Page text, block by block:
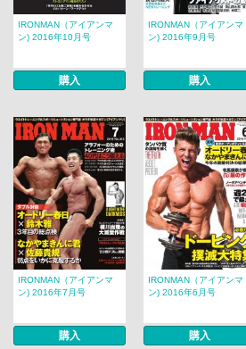
IRONMAN（アイアンマ
ン) 2016年10月号
購入
IRONMAN（アイアンマ
ン) 2016年9月号
購入
IRONMAN（アイアンマ
ン) 2016年7月号
購入
IRONMAN（アイアンマ
ン) 2016年6月号
購入